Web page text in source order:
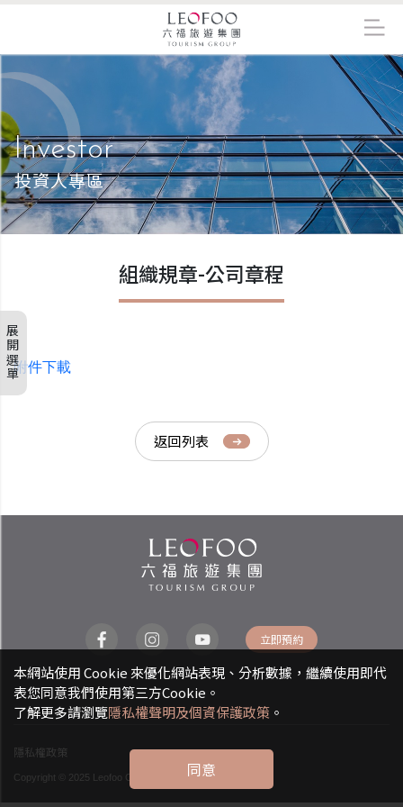
Investor
投資人專區
展開選單
組織規章-公司章程
附件下載
返回列表
立即預約
隱私權政策
Copyright © 2025 Leofoo CO., LTD. All rights reserved.
本網站使用 Cookie 來優化網站表現、分析數據，繼續使用即代
表您同意我們使用第三方Cookie。
了解更多請瀏覽隱私權聲明及個資保護政策 。
同意